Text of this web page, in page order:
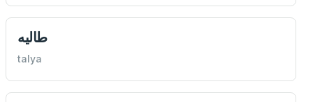
طاليه
talya